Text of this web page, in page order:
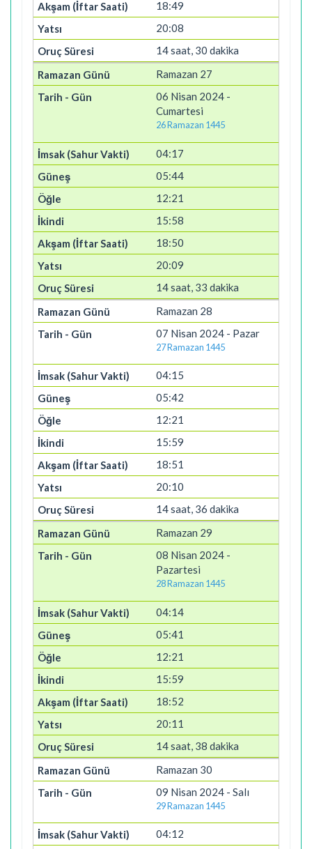
18:49
20:08
14 saat, 30 dakika
Ramazan 27
06 Nisan 2024 -
Cumartesi
26 Ramazan 1445
04:17
05:44
12:21
15:58
18:50
20:09
14 saat, 33 dakika
Ramazan 28
07 Nisan 2024 - Pazar
27 Ramazan 1445
04:15
05:42
12:21
15:59
18:51
20:10
14 saat, 36 dakika
Ramazan 29
08 Nisan 2024 -
Pazartesi
28 Ramazan 1445
04:14
05:41
12:21
15:59
18:52
20:11
14 saat, 38 dakika
Ramazan 30
09 Nisan 2024 - Salı
29 Ramazan 1445
04:12